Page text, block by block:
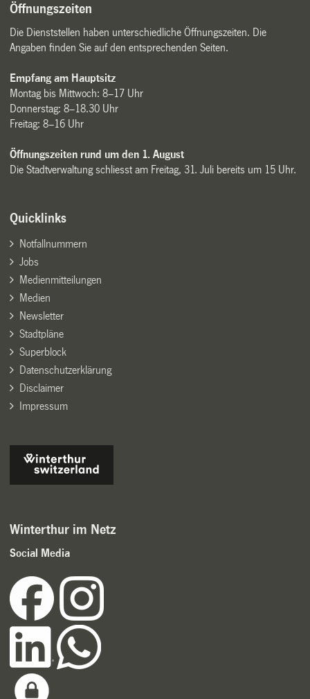
Öffnungszeiten
Die Dienststellen haben unterschiedliche Öffnungszeiten. Die
Angaben finden Sie auf den entsprechenden Seiten.
Empfang am Hauptsitz
Montag bis Mittwoch: 8–17 Uhr
Donnerstag: 8–18.30 Uhr
Freitag: 8–16 Uhr
Öffnungszeiten rund um den 1. August
Die Stadtverwaltung schliesst am Freitag, 31. Juli bereits um 15 Uhr.
Quicklinks
Notfallnummern
Jobs
Medienmitteilungen
Medien
Newsletter
Stadtpläne
Superblock
Datenschutzerklärung
Disclaimer
Impressum
Winterthur im Netz
Social Media